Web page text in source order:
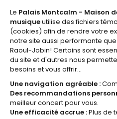
Abonnez-vous à l'
JE M'ABONNE